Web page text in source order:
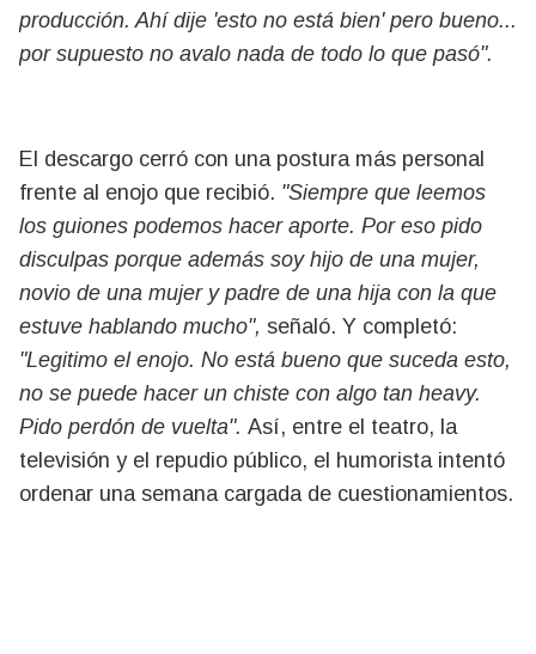
producción. Ahí dije 'esto no está bien' pero bueno...
por supuesto no avalo nada de todo lo que pasó".
El descargo cerró con una postura más personal
frente al enojo que recibió. "Siempre que leemos
los guiones podemos hacer aporte. Por eso pido
disculpas porque además soy hijo de una mujer,
novio de una mujer y padre de una hija con la que
estuve hablando mucho", señaló. Y completó:
"Legitimo el enojo. No está bueno que suceda esto,
no se puede hacer un chiste con algo tan heavy.
Pido perdón de vuelta". Así, entre el teatro, la
televisión y el repudio público, el humorista intentó
ordenar una semana cargada de cuestionamientos.